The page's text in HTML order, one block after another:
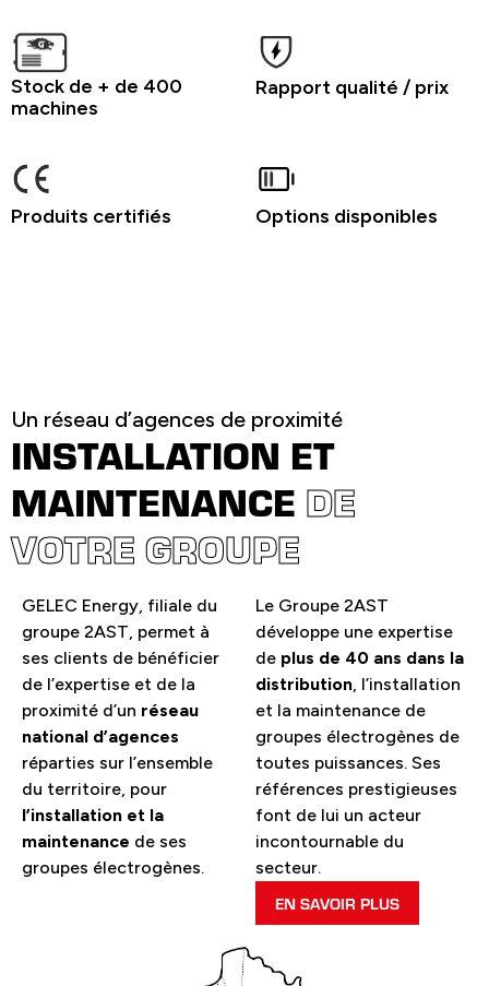
Stock de + de 400
machines
Rapport qualité / prix
Produits certifiés Options disponibles
Un réseau d’agences de proximité
INSTALLATION ET
MAINTENANCE DE
VOTRE GROUPE
GELEC Energy, filiale du
groupe 2AST, permet à
ses clients de bénéficier
de l’expertise et de la
proximité d’un réseau
national d’agences
réparties sur l’ensemble
du territoire, pour
l’installation et la
maintenance de ses
groupes électrogènes.
Le Groupe 2AST
développe une expertise
de plus de 40 ans dans la
distribution, l’installation
et la maintenance de
groupes électrogènes de
toutes puissances. Ses
références prestigieuses
font de lui un acteur
incontournable du
secteur.
EN SAVOIR PLUS